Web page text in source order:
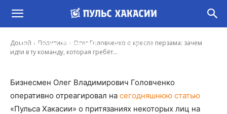
Домой Политика
Олег Головченко о кресле перзама: зачем
идти в ту команду, которая гребёт...
идти в ту команду, которая гребёт всё только
под себя лично
Константин Обеленский - 13 Апр, 2020 12:38
Бизнесмен Олег Владимирович Головченко
оперативно отреагировал на сегодняшнюю статью
«Пульса Хакасии» о притязаниях некоторых лиц на